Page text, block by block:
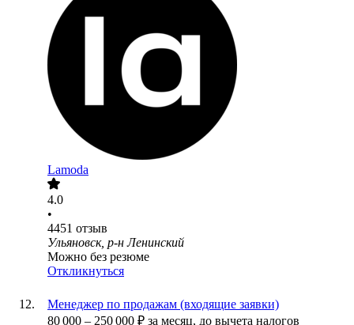
Lamoda
4.0
•
4451 отзыв
Ульяновск, р-н Ленинский
Можно без резюме
Откликнуться
Менеджер по продажам (входящие заявки)
80 000 – 250 000 ₽ за месяц, до вычета налогов